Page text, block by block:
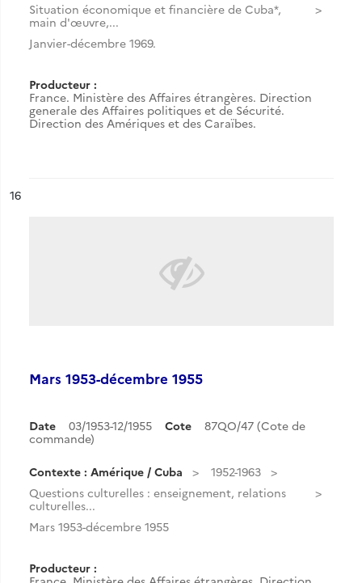
Situation économique et financière de Cuba*,
main d'œuvre,...
Janvier-décembre 1969.
Producteur :
France. Ministère des Affaires étrangères. Direction
generale des Affaires politiques et de Sécurité.
Direction des Amériques et des Caraïbes.
n°
16
Mars 1953-décembre 1955
Date 03/1953-12/1955 Cote
87QO/47 (Cote de
commande)
Contexte : Amérique / Cuba
1952-1963
Questions culturelles : enseignement, relations
culturelles...
Mars 1953-décembre 1955
Producteur :